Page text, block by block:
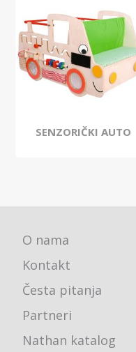
SENZORIČKI AUTO
O nama
Kontakt
Česta pitanja
Partneri
Nathan katalog